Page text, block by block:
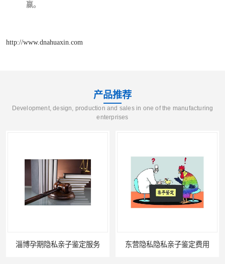
赢。
http://www.dnahuaxin.com
产品推荐
Development, design, production and sales in one of the manufacturing
enterprises
淄博孕期隐私亲子鉴定服务 东营隐私隐私亲子鉴定费用